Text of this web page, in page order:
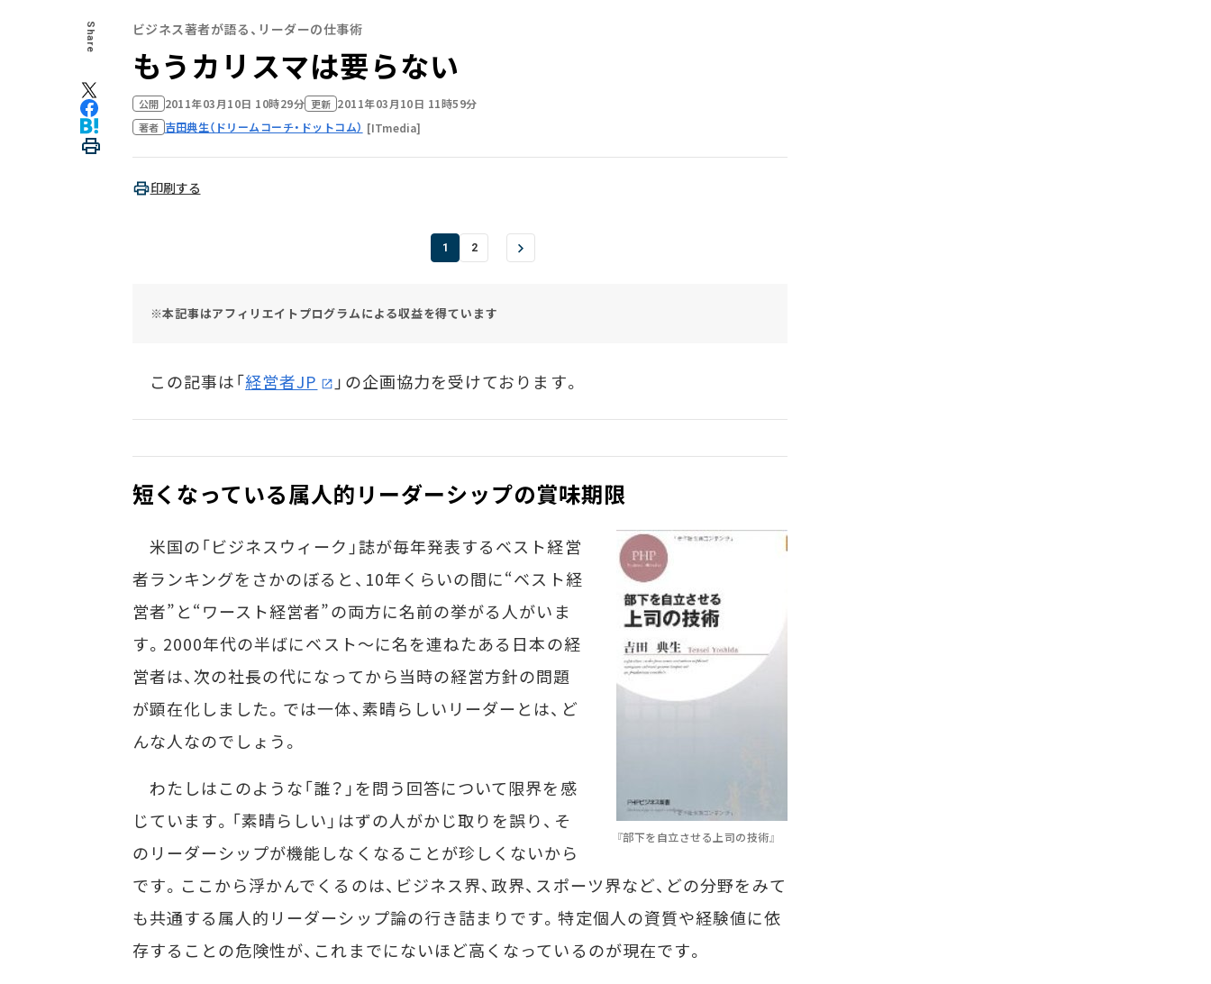
Share ビジネス著者が語る、リーダーの仕事術
もうカリスマは要らない
公開 2011年03月10日 10時29分 更新 2011年03月10日 11時59分
著者 吉田典生（ドリームコーチ・ドットコム） [ITmedia]
印刷する
1 2
※本記事はアフィリエイトプログラムによる収益を得ています
この記事は「経営者JP 」の企画協力を受けております。
短くなっている属人的リーダーシップの賞味期限
『部下を自立させる上司の技術』
米国の「ビジネスウィーク」誌が毎年発表するベスト経営
者ランキングをさかのぼると、10年くらいの間に“ベスト経
営者”と“ワースト経営者”の両方に名前の挙がる人がいま
す。2000年代の半ばにベスト～に名を連ねたある日本の経
営者は、次の社長の代になってから当時の経営方針の問題
が顕在化しました。では一体、素晴らしいリーダーとは、ど
んな人なのでしょう。
わたしはこのような「誰？」を問う回答について限界を感
じています。「素晴らしい」はずの人がかじ取りを誤り、そ
のリーダーシップが機能しなくなることが珍しくないから
です。ここから浮かんでくるのは、ビジネス界、政界、スポーツ界など、どの分野をみて
も共通する属人的リーダーシップ論の行き詰まりです。特定個人の資質や経験値に依
存することの危険性が、これまでにないほど高くなっているのが現在です。